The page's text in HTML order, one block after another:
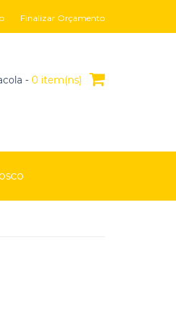
Finalizar Orçamento
- 0 item(ns)